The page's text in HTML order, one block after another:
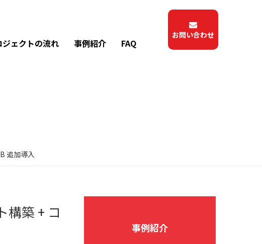
ジェクトの流れ 事例紹介 FAQ
お問い合わせ
追加導入
構築 + コ
事例紹介